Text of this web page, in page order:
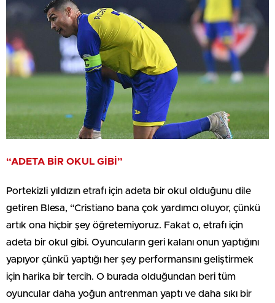
“ADETA BİR OKUL GİBİ”
Portekizli yıldızın etrafı için adeta bir okul olduğunu dile
getiren Blesa, “Cristiano bana çok yardımcı oluyor, çünkü
artık ona hiçbir şey öğretemiyoruz. Fakat o, etrafı için
adeta bir okul gibi. Oyuncuların geri kalanı onun yaptığını
yapıyor çünkü yaptığı her şey performansını geliştirmek
için harika bir tercih. O burada olduğundan beri tüm
oyuncular daha yoğun antrenman yaptı ve daha sıkı bir